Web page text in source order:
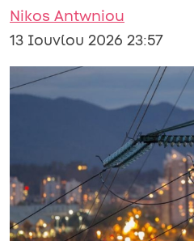
Nikos Antwniou
13 Ιουνίου 2026 23:57